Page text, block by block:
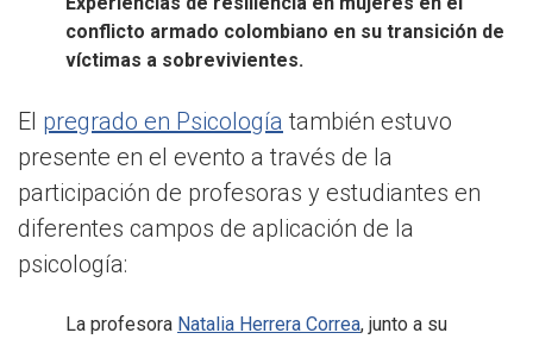
conflicto armado colombiano en su transición de
víctimas a sobrevivientes.
El pregrado en Psicología también estuvo
presente en el evento a través de la
participación de profesoras y estudiantes en
diferentes campos de aplicación de la
psicología:
La profesora Natalia Herrera Correa, junto a su